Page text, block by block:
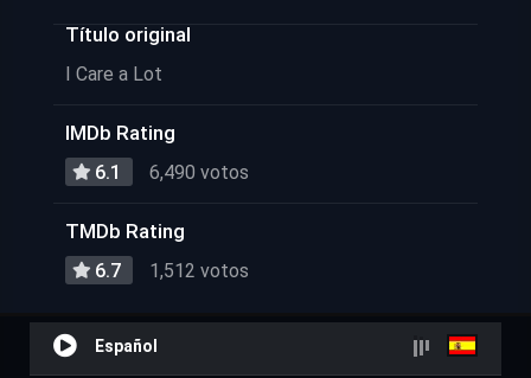
Título original
I Care a Lot
IMDb Rating
6.1 6,490 votos
TMDb Rating
6.7 1,512 votos
Español